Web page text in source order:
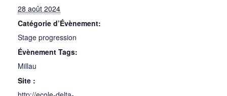
28 août 2024
Catégorie d’Évènement:
Stage progression
Évènement Tags:
Millau
Site :